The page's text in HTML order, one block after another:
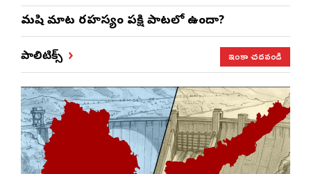
మనిషి మాట రహస్యం పక్షి పాటలో ఉందా?
పాలిటిక్స్ ఇంకా చదవండి